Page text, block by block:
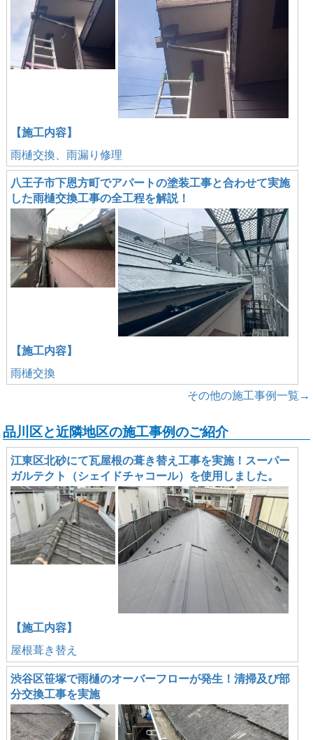
【施工内容】
雨樋交換、雨漏り修理
八王子市下恩方町でアパートの塗装工事と合わせて実施
した雨樋交換工事の全工程を解説！
【施工内容】
雨樋交換
その他の施工事例一覧→
品川区と近隣地区の施工事例のご紹介
江東区北砂にて瓦屋根の葺き替え工事を実施！スーパー
ガルテクト（シェイドチャコール）を使用しました。
【施工内容】
屋根葺き替え
渋谷区笹塚で雨樋のオーバーフローが発生！清掃及び部
分交換工事を実施